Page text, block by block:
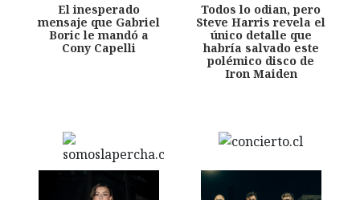
El inesperado
mensaje que Gabriel
Boric le mandó a
Cony Capelli
Todos lo odian, pero
Steve Harris revela el
único detalle que
habría salvado este
polémico disco de
Iron Maiden